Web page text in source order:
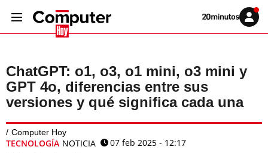
Volver
Iniciar
sesión
ChatGPT: o1, o3, o1 mini, o3 mini y
GPT 4o, diferencias entre sus
versiones y qué significa cada una
Computer Hoy
TECNOLOGÍA NOTICIA
07 feb 2025 - 12:17